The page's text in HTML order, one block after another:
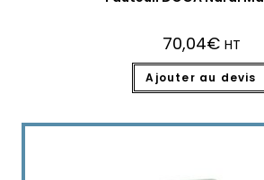
70,04€ HT
Ajouter au devis